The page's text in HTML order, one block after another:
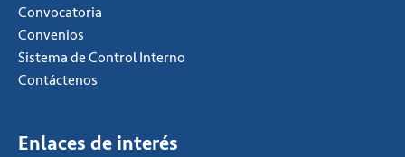
Convocatoria
Convenios
Sistema de Control Interno
Contáctenos
Enlaces de interés